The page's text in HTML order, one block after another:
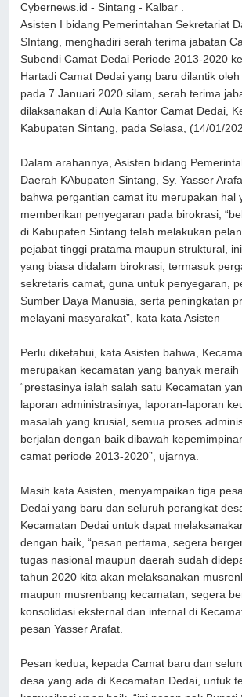
Cybernews.id - Sintang - Kalbar .
Asisten I bidang Pemerintahan Sekretariat
SIntang, menghadiri serah terima jabatan
Subendi Camat Dedai Periode 2013-2020
Hartadi Camat Dedai yang baru dilantik
pada 7 Januari 2020 silam, serah terima
dilaksanakan di Aula Kantor Camat Dedai,
Kabupaten Sintang, pada Selasa, (14/01/
Dalam arahannya, Asisten bidang
Daerah KAbupaten Sintang, Sy. Yasser
bahwa pergantian camat itu merupakan hal
memberikan penyegaran pada birokrasi,
di Kabupaten Sintang telah melakukan
pejabat tinggi pratama maupun struktural,
yang biasa didalam birokrasi, termasuk
sekretaris camat, guna untuk penyegaran,
Sumber Daya Manusia, serta peningkatan
melayani masyarakat”, kata kata Asisten
Perlu diketahui, kata Asisten bahwa,
merupakan kecamatan yang banyak meraih
“prestasinya ialah salah satu Kecamatan
laporan administrasinya, laporan-laporan
masalah yang krusial, semua proses
berjalan dengan baik dibawah
camat periode 2013-2020”, ujarnya.
Masih kata Asisten, menyampaikan tiga
Dedai yang baru dan seluruh perangkat
Kecamatan Dedai untuk dapat
dengan baik, “pesan pertama, segera
tugas nasional maupun daerah sudah
tahun 2020 kita akan melaksanakan
maupun musrenbang kecamatan, segera
konsolidasi eksternal dan internal di
pesan Yasser Arafat.
Pesan kedua, kepada Camat baru dan
desa yang ada di Kecamatan Dedai, untuk